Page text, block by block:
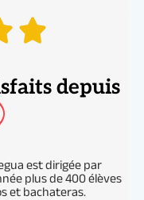
depuis
est dirigée par
plus de 400 élèves
et bachateras.